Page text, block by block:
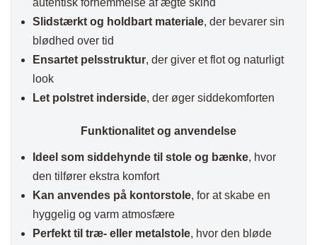
Slidstærkt og holdbart materiale, der bevarer sin
blødhed over tid
Ensartet pelsstruktur, der giver et flot og naturligt
look
Let polstret inderside, der øger siddekomforten
Funktionalitet og anvendelse
Ideel som siddehynde til stole og bænke, hvor
den tilfører ekstra komfort
Kan anvendes på kontorstole, for at skabe en
hyggelig og varm atmosfære
Perfekt til træ- eller metalstole, hvor den bløde